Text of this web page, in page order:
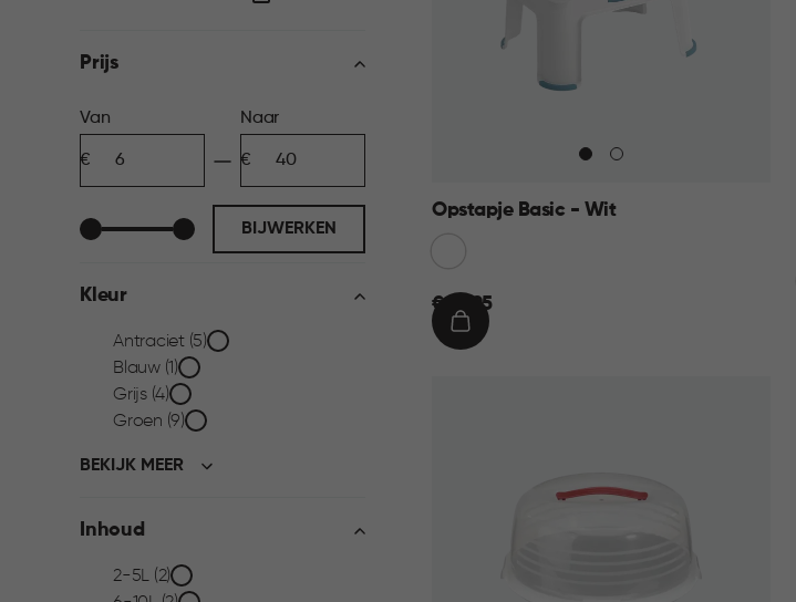
Prijs
Prijs
filter
Van
Naar
BIJWERKEN
Kleur
Kleur
filter
Antraciet (5)
Blauw (1)
Grijs (4)
Groen (9)
BEKIJK MEER
Inhoud
Inhoud
2-5L (2)
Opstapje Basic - Wit
€
14,95
€ 14,95
IN